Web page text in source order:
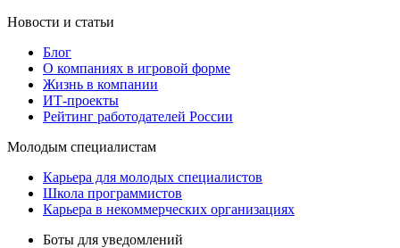
Новости и статьи
Блог
О компаниях в игровой форме
Жизнь в компании
ИТ-проекты
Рейтинг работодателей России
Молодым специалистам
Карьера для молодых специалистов
Школа программистов
Карьера в некоммерческих организациях
Боты для уведомлений